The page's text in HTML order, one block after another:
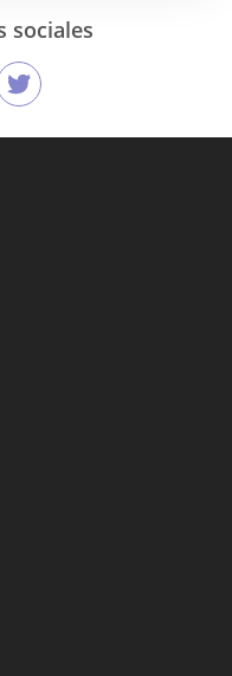
sociales